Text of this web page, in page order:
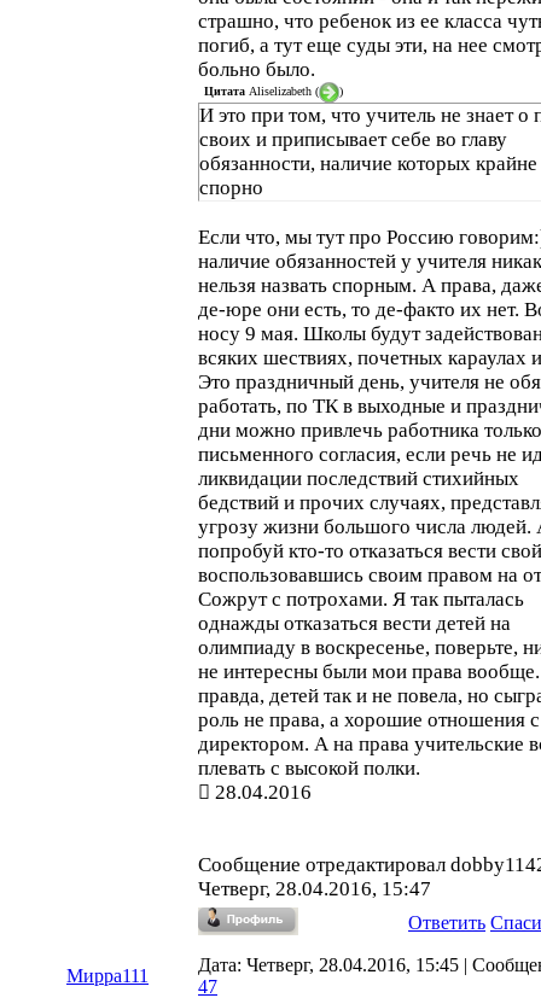
страшно, что ребенок из ее класса
погиб, а тут еще суды эти, на нее
больно было.
Цитата Aliselizabeth ( )
И это при том, что учитель не знает о
своих и приписывает себе во главу
обязанности, наличие которых крайне
спорно
Если что, мы тут про Россию
наличие обязанностей у учителя никак
нельзя назвать спорным. А права,
де-юре они есть, то де-факто их нет.
носу 9 мая. Школы будут
всяких шествиях, почетных караулах
Это праздничный день, учителя не
работать, по ТК в выходные и
дни можно привлечь работника
письменного согласия, если речь не
ликвидации последствий стихийных
бедствий и прочих случаях,
угрозу жизни большого числа людей.
попробуй кто-то отказаться вести
воспользовавшись своим правом на
Сожрут с потрохами. Я так пыталась
однажды отказаться вести детей на
олимпиаду в воскресенье, поверьте,
не интересны были мои права
правда, детей так и не повела, но
роль не права, а хорошие отношения с
директором. А на права учительские
плевать с высокой полки.
28.04.2016
Сообщение отредактировал
Четверг, 28.04.2016, 15:47
Ответить
Мирра111
Дата: Четверг, 28.04.2016, 15:45 |
47